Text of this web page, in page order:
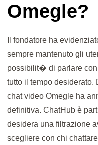
Omegle?
Il fondatore ha
sempre mantenuto gli
possibilit� di parlare
tutto il tempo
chat video Omegle ha
definitiva. ChatHub è
desidera una filtrazione
scegliere con chi